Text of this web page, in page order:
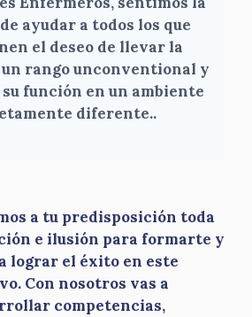
ayudar a todos los que
el deseo de llevar la
rango unconventional y
función en un ambiente
diferente..
a tu predisposición toda
e ilusión para formarte y
lograr el éxito en este
Con nosotros vas a
competencias,